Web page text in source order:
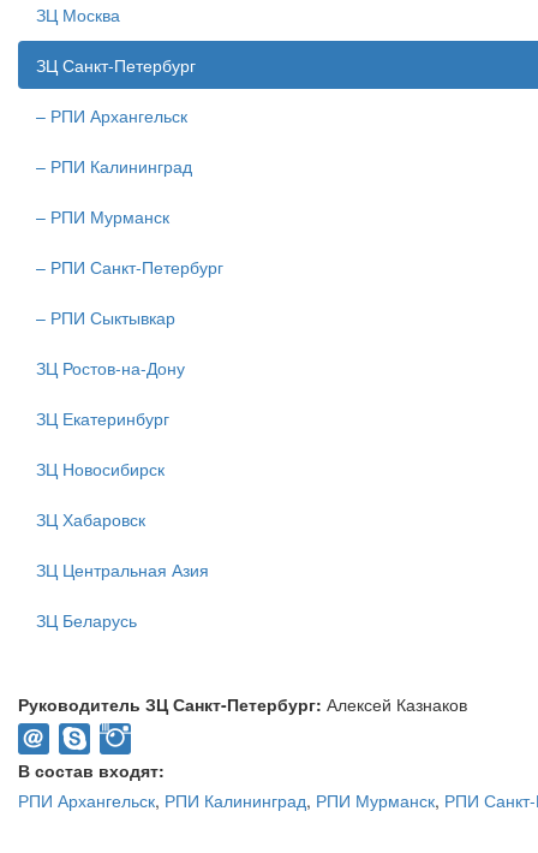
ЗЦ Москва
ЗЦ Санкт-Петербург
– РПИ Архангельск
– РПИ Калининград
– РПИ Мурманск
– РПИ Санкт-Петербург
– РПИ Сыктывкар
ЗЦ Ростов-на-Дону
ЗЦ Екатеринбург
ЗЦ Новосибирск
ЗЦ Хабаровск
ЗЦ Центральная Азия
ЗЦ Беларусь
Руководитель ЗЦ Санкт-Петербург: Алексей Казнаков
В состав входят:
РПИ Архангельск, РПИ Калининград, РПИ Мурманск, РПИ Санкт-